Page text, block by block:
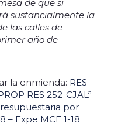
de que si
sustancialmente la
las calles de
año de
la enmienda: RES
RES 252-CJALª
por
– Expe MCE 1-18